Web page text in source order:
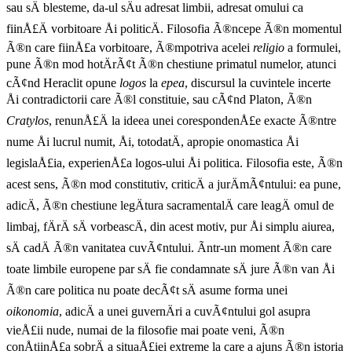
sau sÄ blesteme, da-ul sÄu adresat limbii, adresat omului ca
fiinÅ£Ä vorbitoare Åi politicÄ. Filosofia Ã®ncepe Ã®n momentul
Ã®n care fiinÅ£a vorbitoare, Ã®mpotriva acelei religio a formulei,
pune Ã®n mod hotÄrÃ¢t Ã®n chestiune primatul numelor, atunci
cÃ¢nd Heraclit opune logos la epea, discursul la cuvintele incerte
Åi contradictorii care Ã®l constituie, sau cÃ¢nd Platon, Ã®n
Cratylos, renunÅ£Ä la ideea unei corespondenÅ£e exacte Ã®ntre
nume Åi lucrul numit, Åi, totodatÄ, apropie onomastica Åi
legislaÅ£ia, experienÅ£a logos-ului Åi politica. Filosofia este, Ã®n
acest sens, Ã®n mod constitutiv, criticÄ a jurÄmÃ¢ntului: ea pune,
adicÄ, Ã®n chestiune legÄtura sacramentalÄ care leagÄ omul de
limbaj, fÄrÄ sÄ vorbeascÄ, din acest motiv, pur Åi simplu aiurea,
sÄ cadÄ Ã®n vanitatea cuvÃ¢ntului. Ãntr-un moment Ã®n care
toate limbile europene par sÄ fie condamnate sÄ jure Ã®n van Åi
Ã®n care politica nu poate decÃ¢t sÄ asume forma unei
oikonomia, adicÄ a unei guvernÄri a cuvÃ¢ntului gol asupra
vieÅ£ii nude, numai de la filosofie mai poate veni, Ã®n
conÅtiinÅ£a sobrÄ a situaÅ£iei extreme la care a ajuns Ã®n istoria